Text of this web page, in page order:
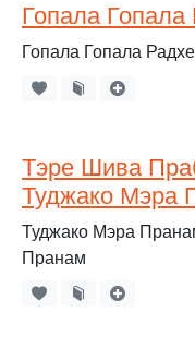
Гопала
Гопала Гопала
Тэре Шива
Туджако Мэра
Туджако Мэра
Пранам